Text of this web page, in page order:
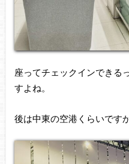
座ってチェックインできる
すよね。
後は中東の空港くらいです